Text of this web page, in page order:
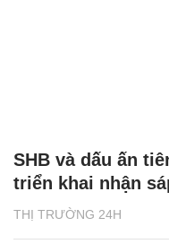
THỊ TRƯỜNG 24H
SHB và dấu ấn
triển khai nhận